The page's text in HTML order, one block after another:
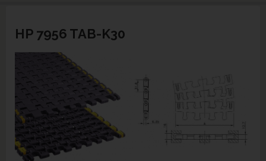
HP 7956 TAB-K30